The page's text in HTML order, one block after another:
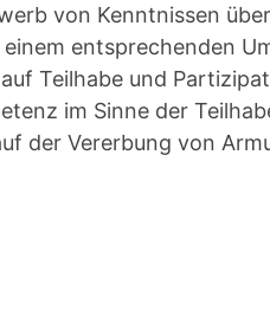
von Kenntnissen
entsprechenden
Teilhabe und
im Sinne der
der Vererbung von